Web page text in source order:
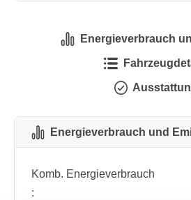
Energieverbrauch
Energieverbrauch und
Komb. Energieverbrauch
: